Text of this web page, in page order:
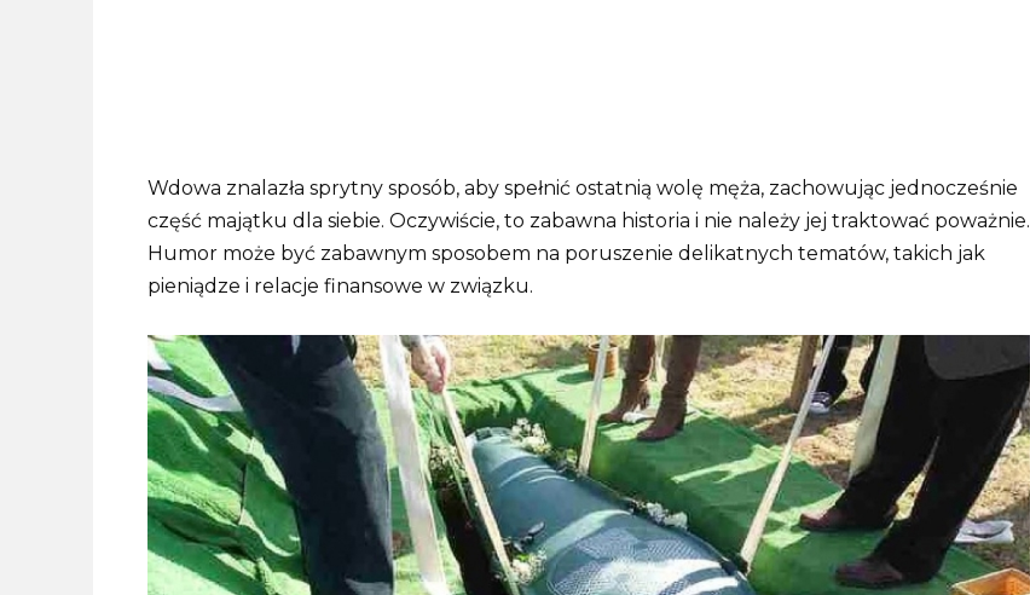
Wdowa znalazła sprytny sposób, aby spełnić ostatnią wolę męża, zachowując jednocześnie
część majątku dla siebie. Oczywiście, to zabawna historia i nie należy jej traktować poważnie.
Humor może być zabawnym sposobem na poruszenie delikatnych tematów, takich jak
pieniądze i relacje finansowe w związku.